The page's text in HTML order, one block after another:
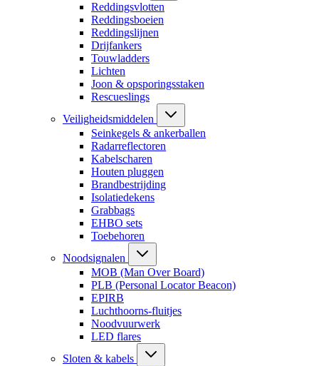
Reddingsvlotten
Reddingsboeien
Reddingslijnen
Drijfankers
Touwladders
Lichten
Joon & opsporingsstaken
Rescueslings
Veiligheidsmiddelen
Seinkegels & ankerballen
Radarreflectoren
Kabelscharen
Houten pluggen
Brandbestrijding
Isolatiedekens
Grabbags
EHBO sets
Toebehoren
Noodsignalen
MOB (Man Over Board)
PLB (Personal Locator Beacon)
EPIRB
Luchthoorns-fluitjes
Noodvuurwerk
LED flares
Sloten & kabels